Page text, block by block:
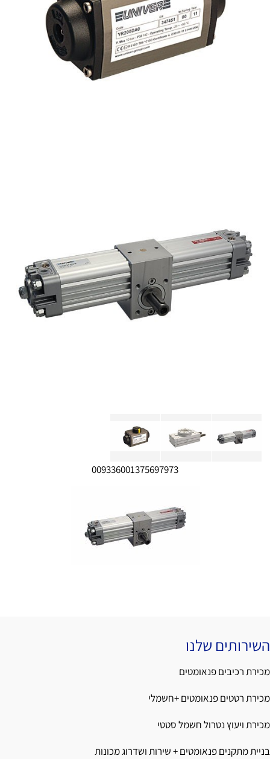
009336001375697973
השירותים שלנו
מכירת רכיבים פנאומטים
מכירת רטטים פנאומטים +חשמלי
מכירת ויעוץ נטרול חשמל סטטי
בניית מתקנים פנאומטים + שירות ושדרוג מכונות